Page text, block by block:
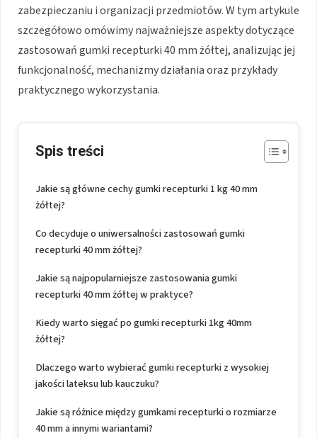
zabezpieczaniu i organizacji przedmiotów. W tym artykule
szczegółowo omówimy najważniejsze aspekty dotyczące
zastosowań gumki recepturki 40 mm żółtej, analizując jej
funkcjonalność, mechanizmy działania oraz przykłady
praktycznego wykorzystania.
Spis treści
Jakie są główne cechy gumki recepturki 1 kg 40 mm
żółtej?
Co decyduje o uniwersalności zastosowań gumki
recepturki 40 mm żółtej?
Jakie są najpopularniejsze zastosowania gumki
recepturki 40 mm żółtej w praktyce?
Kiedy warto sięgać po gumki recepturki 1kg 40mm
żółtej?
Dlaczego warto wybierać gumki recepturki z wysokiej
jakości lateksu lub kauczuku?
Jakie są różnice między gumkami recepturki o rozmiarze
40 mm a innymi wariantami?